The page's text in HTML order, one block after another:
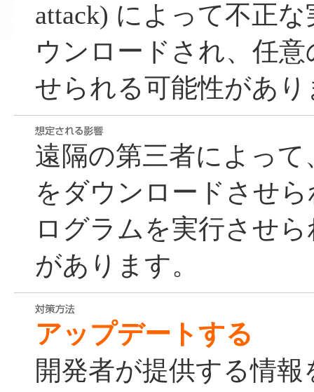
attack) によって不正
ウンロードされ、任
せられる可能性があり
遠隔の第三者によっ
をダウンロードさせ
ログラムを実行させ
があります。
アップデートする
開発者が提供する情